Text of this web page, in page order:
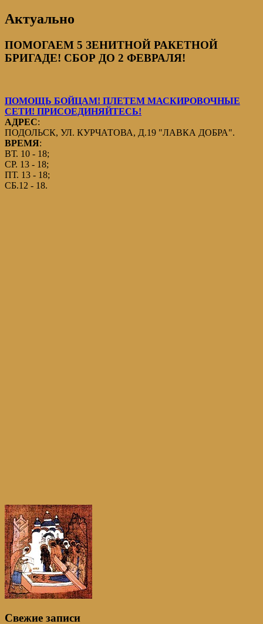
Актуально
ПОМОГАЕМ 5 ЗЕНИТНОЙ РАКЕТНОЙ
БРИГАДЕ! СБОР ДО 2 ФЕВРАЛЯ!
ПОМОЩЬ БОЙЦАМ! ПЛЕТЕМ МАСКИРОВОЧНЫЕ
СЕТИ! ПРИСОЕДИНЯЙТЕСЬ!
АДРЕС:
ПОДОЛЬСК, УЛ. КУРЧАТОВА, Д.19 "ЛАВКА ДОБРА".
ВРЕМЯ:
ВТ. 10 - 18;
СР. 13 - 18;
ПТ. 13 - 18;
СБ.12 - 18.
Свежие записи